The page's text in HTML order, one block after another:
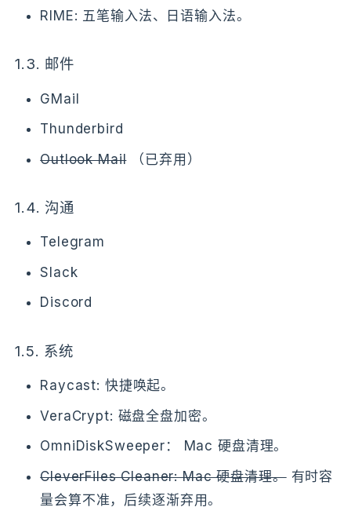
RIME: 五笔输入法、日语输入法。
1.3. 邮件
GMail
Thunderbird
Outlook Mail（已弃用）
1.4. 沟通
Telegram
Slack
Discord
1.5. 系统
Raycast: 快捷唤起。
VeraCrypt: 磁盘全盘加密。
OmniDiskSweeper： Mac 硬盘清理。
CleverFiles Cleaner: Mac 硬盘清理。有时容
量会算不准，后续逐渐弃用。